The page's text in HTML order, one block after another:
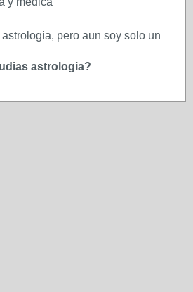
pero aun soy solo un
astrologia?